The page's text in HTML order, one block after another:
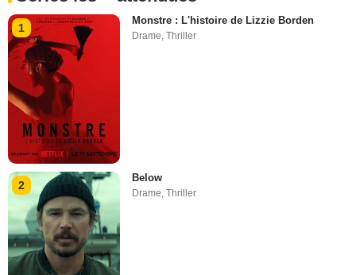
1
Monstre : L'histoire de Lizzie Borden
Drame,Thriller
2
Below
Drame,Thriller